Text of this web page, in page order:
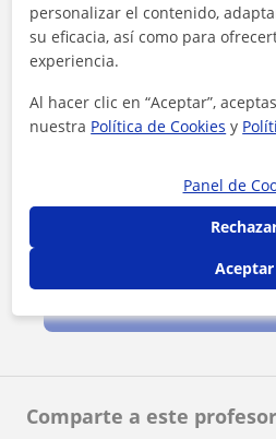
Comparte a este profesor
Al hacer clic, aceptas nuestroaviso
personalizar el contenido,
su eficacia, así como para
experiencia.
Al hacer clic en “Aceptar”,
nuestra Política de Cookies y
Panel de
Aceptar